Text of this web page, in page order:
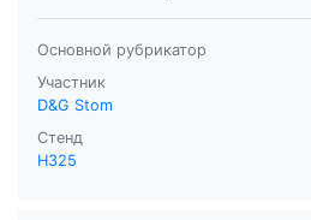
Основной рубрикатор
Участник
D&G Stom
Стенд
H325